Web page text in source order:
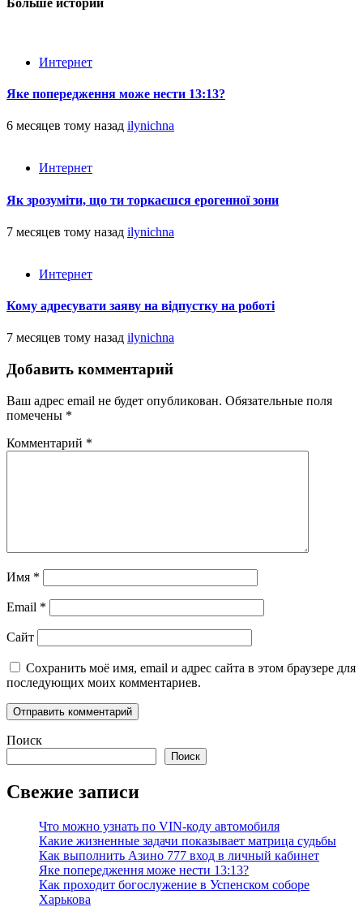
Интернет
Яке попередження може нести 13:13?
6 месяцев тому назад ilynichna
Интернет
Як зрозуміти, що ти торкаєшся ерогенної зони
7 месяцев тому назад ilynichna
Интернет
Кому адресувати заяву на відпустку на роботі
7 месяцев тому назад ilynichna
Добавить комментарий
Ваш адрес email не будет опубликован. Обязательные поля
помечены *
Комментарий *
Имя *
Email *
Сайт
Сохранить моё имя, email и адрес сайта в этом браузере для
последующих моих комментариев.
Поиск
Поиск
Свежие записи
Что можно узнать по VIN-коду автомобиля
Какие жизненные задачи показывает матрица судьбы
Как выполнить Азино 777 вход в личный кабинет
Яке попередження може нести 13:13?
Как проходит богослужение в Успенском соборе
Харькова